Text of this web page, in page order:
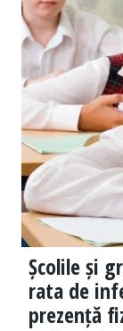
Școlile și
rata de
prezență